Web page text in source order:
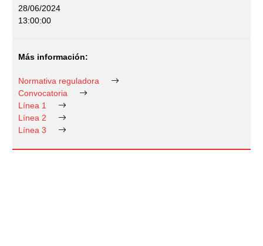
28/06/2024
13:00:00
Normativa reguladora
Convocatoria
Línea 1
Línea 2
Línea 3